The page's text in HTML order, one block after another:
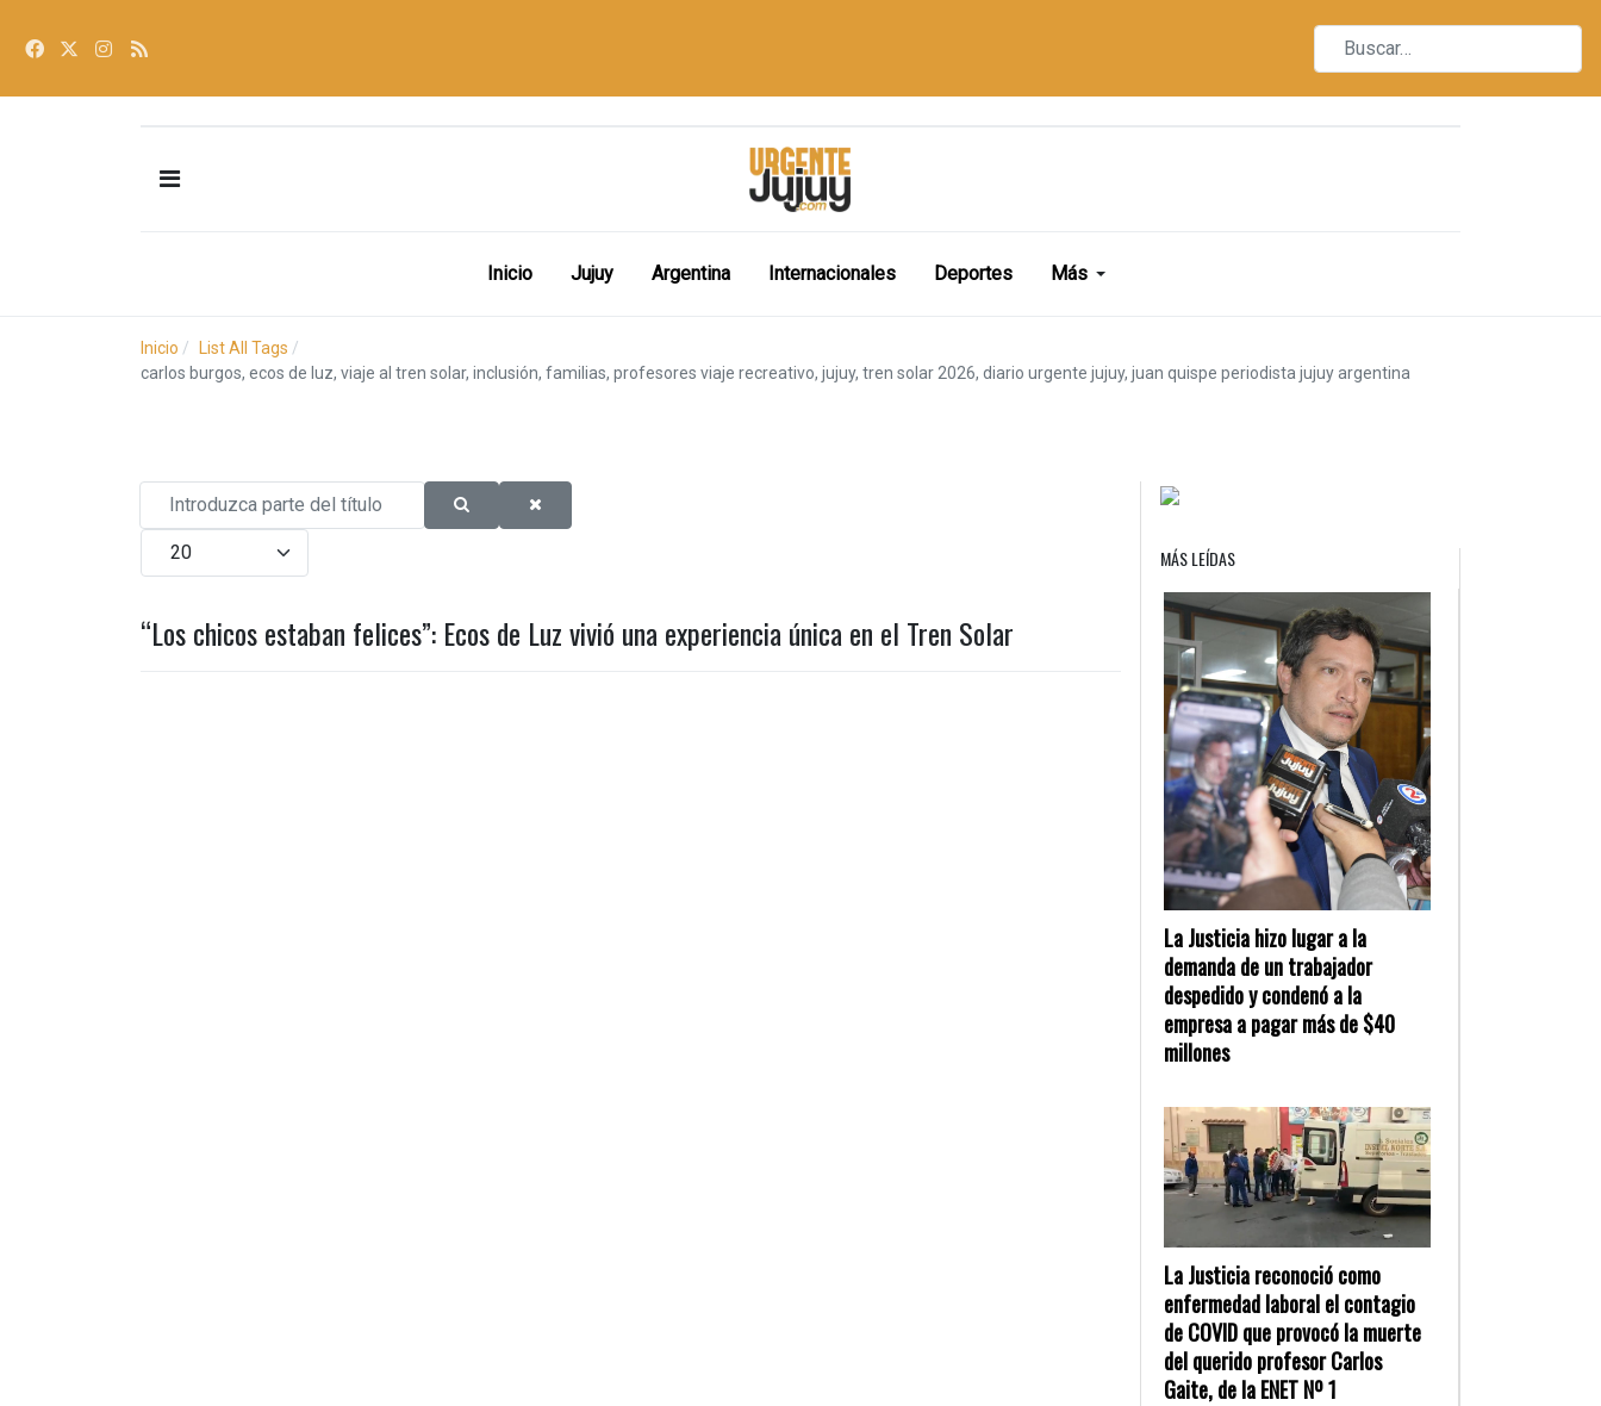
Inicio Jujuy Argentina Internacionales Deportes Más
Inicio
List All Tags
carlos burgos, ecos de luz, viaje al tren solar, inclusión, familias, profesores viaje recreativo, jujuy, tren solar 2026, diario urgente jujuy, juan quispe periodista jujuy argentina
Introduzca parte del título
Cantidad
“Los chicos estaban felices”: Ecos de Luz vivió una experiencia única en el Tren Solar
MÁS LEÍDAS
La Justicia hizo lugar a la
demanda de un trabajador
despedido y condenó a la
empresa a pagar más de $40
millones
La Justicia reconoció como
enfermedad laboral el contagio
de COVID que provocó la muerte
del querido profesor Carlos
Gaite, de la ENET Nº 1